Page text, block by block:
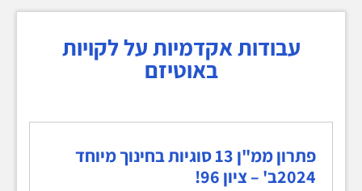
עבודות אקדמיות על לקויות
באוטיזם
פתרון ממ"ן 13 סוגיות בחינוך מיוחד
2024ב' – ציון 96!